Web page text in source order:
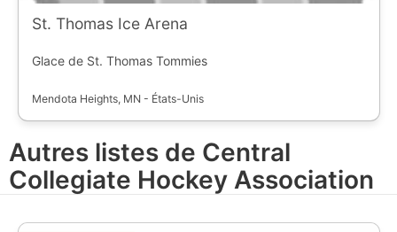
St. Thomas Ice Arena
Glace de St. Thomas Tommies
Mendota Heights, MN - États-Unis
Autres listes de Central
Collegiate Hockey Association